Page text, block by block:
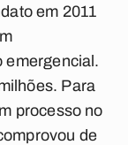
em 2011
emergencial.
Para
processo no
de